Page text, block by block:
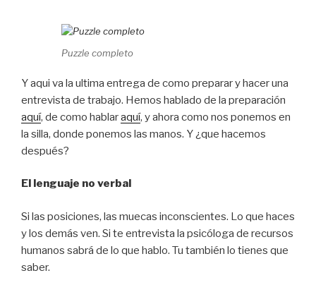
Puzzle completo
Y aqui va la ultima entrega de como preparar y hacer una
entrevista de trabajo. Hemos hablado de la preparación
aquí, de como hablaraquí, y ahora como nos ponemos en
la silla, donde ponemos las manos. Y ¿que hacemos
después?
El lenguaje no verbal
Si las posiciones, las muecas inconscientes. Lo que haces
y los demás ven. Si te entrevista la psicóloga de recursos
humanos sabrá de lo que hablo. Tu también lo tienes que
saber.